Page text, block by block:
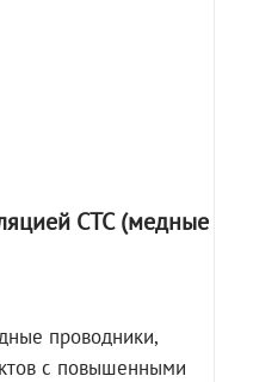
СТС (медные
проводники,
с повышенными